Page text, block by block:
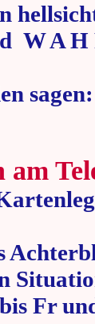
W A H
am
Fr